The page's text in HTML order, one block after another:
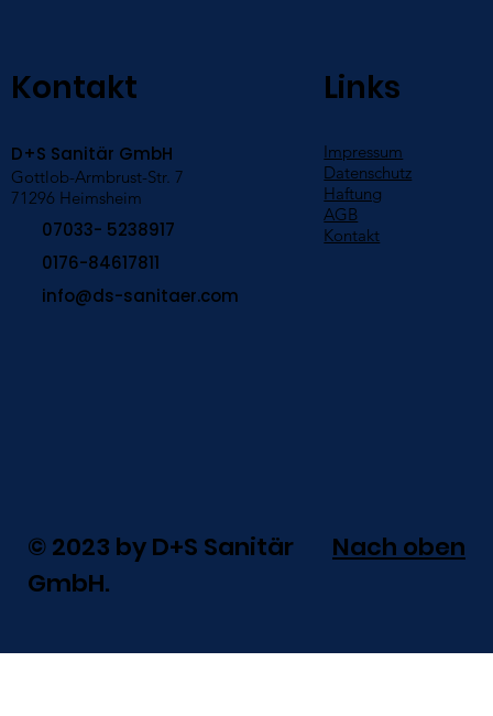
© 2023 by D+S Sanitär
GmbH.
Nach oben
Links
Impressum
Datenschutz
Haftung
AGB
Kontakt
D+S Sanitär GmbH
Gottlob-Armbrust-Str. 7
71296 Heimsheim
07033- 5238917
0176-84617811
info@ds-sanitaer.com
Kontakt